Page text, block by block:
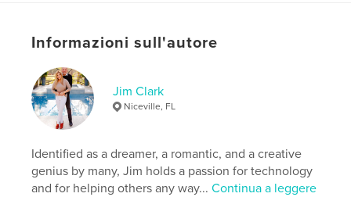
Data di pubblicazione:set 26, 2022
Lingua
Parole chiave
automobiles , exotic ,
Informazioni sull'autore
Jim Clark
Niceville, FL
Identified as a dreamer, a romantic, and a creative
genius by many, Jim holds a passion for technology
and for helping others any way...Continua a leggere